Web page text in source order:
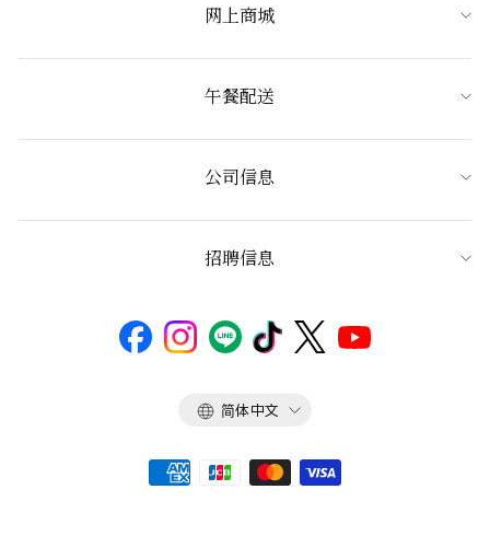
网上商城
午餐配送
公司信息
招聘信息
语
简体中文